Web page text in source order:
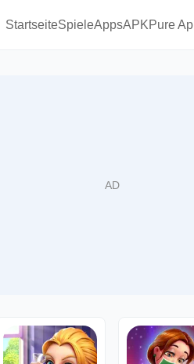
StartseiteSpieleAppsAPKPure